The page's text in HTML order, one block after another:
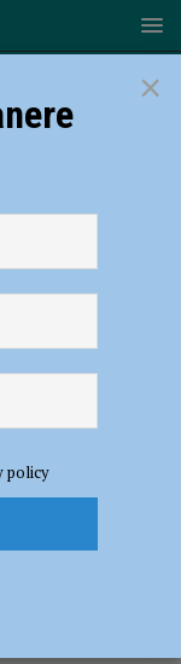
cautelari. Furti
“metodo
×
policy